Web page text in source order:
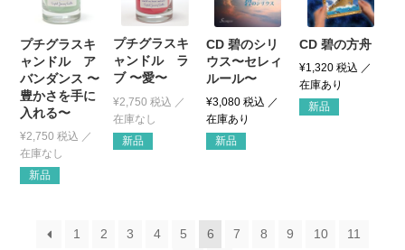
プチグラスキ
ャンドル ア
バンダンス 〜
豊かさを手に
入れる〜
¥2,750 税込
新品
プチグラスキ
ャンドル ラ
ブ 〜愛〜
¥2,750 税込
新品
CD 碧のシリ
ウス〜セレィ
ルール〜
¥3,080 税込
新品
CD 碧の方舟
¥1,320税込
新品
1 2 3 4 5 6 7 8 9 10
11